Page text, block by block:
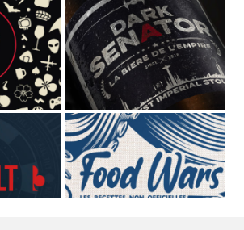
ESCALAS | 2009-2026 - V5 | PARIS,
FRANCE
| JULIENESCALAS.FR |
JULIENESCALAS.COM